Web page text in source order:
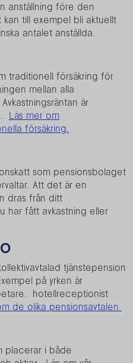
anställning före den
till exempel bli aktuellt
antalet anställda.
traditionell försäkring för
mellan alla
är
Läs mer om
försäkring.
som pensionsbolaget
Att det är en
dras från ditt
har fått avkastning eller
tjänstepension
på yrken är
hotellreceptionist
de olika pensionsavtalen
placerar i både